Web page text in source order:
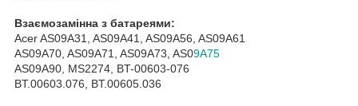
Взаємозамінна з батареями:
Acer AS09A31, AS09A41, AS09A56, AS09A61
AS09A70, AS09A71, AS09A73, AS09A75
AS09A90, MS2274, BT-00603-076
BT.00603.076, BT.00605.036